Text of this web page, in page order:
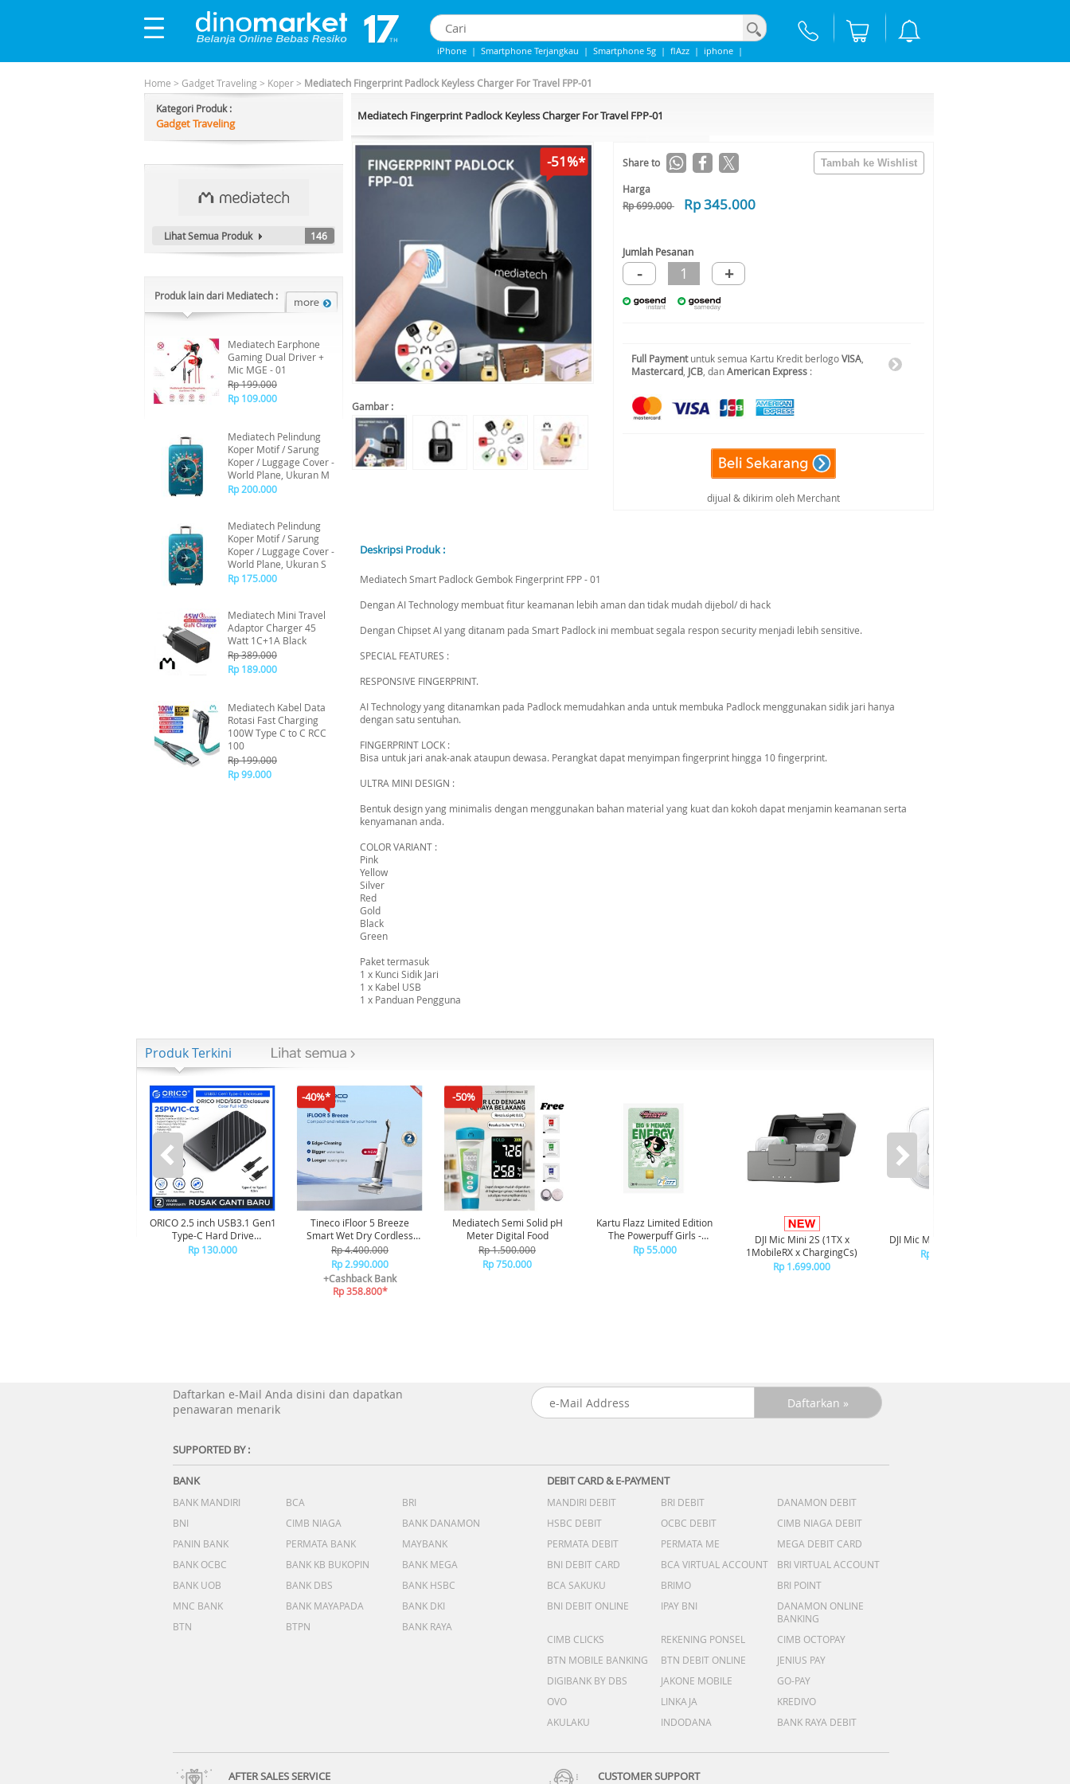
iPhone | Smartphone Terjangkau | Smartphone 5g | flAzz | iphone |
Home > Gadget Traveling> Koper> Mediatech Fingerprint Padlock Keyless Charger For Travel FPP-01
Kategori Produk :
Gadget Traveling
Lihat Semua Produk 146
Produk lain dari Mediatech :
Mediatech Earphone
Gaming Dual Driver +
Mic MGE - 01
Rp 199.000
Rp 109.000
Mediatech Pelindung
Koper Motif / Sarung
Koper / Luggage Cover -
World Plane, Ukuran M
Rp 200.000
Mediatech Pelindung
Koper Motif / Sarung
Koper / Luggage Cover -
World Plane, Ukuran S
Rp 175.000
Mediatech Mini Travel
Adaptor Charger 45
Watt 1C+1A Black
Rp 389.000
Rp 189.000
Mediatech Kabel Data
Rotasi Fast Charging
100W Type C to C RCC
100
Rp 199.000
Rp 99.000
Mediatech Fingerprint Padlock Keyless Charger For Travel FPP-01
-51%*
Gambar :
Share to
Harga
Rp 699.000
Rp 345.000
Jumlah Pesanan
- 1 +
Full Paymentuntuk semua Kartu Kredit berlogoVISA
Mastercard JCB , danAmerican Express :
dijual & dikirim oleh Merchant
Deskripsi Produk :
Mediatech Smart Padlock Gembok Fingerprint FPP - 01
Dengan AI Technology membuat fitur keamanan lebih aman dan tidak mudah dijebol/ di hack
Dengan Chipset AI yang ditanam pada Smart Padlock ini membuat segala respon security menjadi lebih sensitive.
SPECIAL FEATURES :
RESPONSIVE FINGERPRINT.
AI Technology yang ditanamkan pada Padlock memudahkan anda untuk membuka Padlock menggunakan sidik jari hanya
dengan satu sentuhan.
FINGERPRINT LOCK :
Bisa untuk jari anak-anak ataupun dewasa. Perangkat dapat menyimpan fingerprint hingga 10 fingerprint.
ULTRA MINI DESIGN :
Bentuk design yang minimalis dengan menggunakan bahan material yang kuat dan kokoh dapat menjamin keamanan serta
kenyamanan anda.
COLOR VARIANT :
Pink
Yellow
Silver
Red
Gold
Black
Green
Paket termasuk
1 x Kunci Sidik Jari
1 x Kabel USB
1 x Panduan Pengguna
Produk Terkini
ORICO 2.5 inch USB3.1 Gen1
Type-C Hard Drive
Enclosure - 25PW1C-C3
Rp 130.000
-40%*
Tineco iFloor 5 Breeze
Smart Wet Dry Cordless
Vacuum Cleaner Vakum
Penghisap Debu
Rp 4.400.000
Rp 2.990.000
+Cashback Bank
Rp 358.800*
-50%
Mediatech Semi Solid pH
Meter Digital Food
Rp 1.500.000
Rp 750.000
Kartu Flazz Limited Edition
The Powerpuff Girls -
Buttercup
Rp 55.000
DJI Mic Mini 2S (1TX x
1MobileRX x ChargingCs)
Rp 1.699.000
DJI Mic Mini 2S Transmitter
Rp 1.099.000
Daftarkan e-Mail Anda disini dan dapatkan
penawaran menarik
SUPPORTED BY :
BANK
BANK MANDIRI BCA
BRI
BNI
CIMB NIAGA
BANK DANAMON
PANIN BANK
PERMATA BANK
MAYBANK
BANK OCBC
BANK KB BUKOPIN
BANK MEGA
BANK UOB
BANK DBS
BANK HSBC
MNC BANK
BANK MAYAPADA
BANK DKI
BTN
BTPN BANK RAYA
DEBIT CARD & E-PAYMENT
MANDIRI DEBIT BRI DEBIT
DANAMON DEBIT
HSBC DEBIT
OCBC DEBIT
CIMB NIAGA DEBIT
PERMATA DEBIT
PERMATA ME
MEGA DEBIT CARD
BNI DEBIT CARD
BCA VIRTUAL ACCOUNT
BRI VIRTUAL ACCOUNT
BCA SAKUKU
BRIMO
BRI POINT
BNI DEBIT ONLINE
IPAY BNI
DANAMON ONLINE
BANKING
CIMB CLICKS
REKENING PONSEL
CIMB OCTOPAY
BTN MOBILE BANKING
BTN DEBIT ONLINE
JENIUS PAY
DIGIBANK BY DBS
JAKONE MOBILE
GO-PAY
OVO
LINKAJA
KREDIVO
AKULAKU
INDODANA BANK RAYA DEBIT
AFTER SALES SERVICE CUSTOMER SUPPORT